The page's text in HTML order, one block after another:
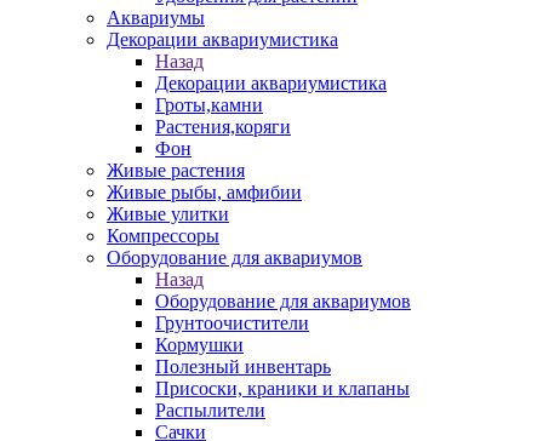
Аквариумы
Декорации аквариумистика
Назад
Декорации аквариумистика
Гроты,камни
Растения,коряги
Фон
Живые растения
Живые рыбы, амфибии
Живые улитки
Компрессоры
Оборудование для аквариумов
Назад
Оборудование для аквариумов
Грунтоочистители
Кормушки
Полезный инвентарь
Присоски, краники и клапаны
Распылители
Сачки